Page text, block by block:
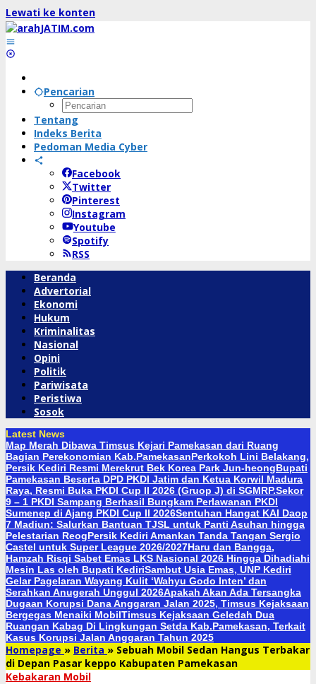
Lewati ke konten
Pencarian
Tentang
Indeks Berita
Pedoman Media Cyber
Facebook
Twitter
Pinterest
Instagram
Youtube
Spotify
RSS
Beranda
Advertorial
Ekonomi
Hukum
Kriminalitas
Nasional
Opini
Politik
Pariwisata
Peristiwa
Sosok
Latest News
Map Merah Dibawa Timsus Kejari Pamekasan dari Ruang
Bagian Perekonomian Kab.PamekasanPerkokoh Lini Belakang,
Persik Kediri Resmi Merekrut Bek Korea Park Jun-heongBupati
Pamekasan Beserta DPD PKDI Jatim dan Ketua Korwil Madura
Raya, Resmi Buka PKDI Cup II 2026 (Gruop J) di SGMRP.Sekor
9 – 1 PKDI Sampang Berhasil Bungkam Perlawanan PKDI
Sumenep di Ajang PKDI Cup II 2026Sentuhan Hangat KAI Daop
7 Madiun: Salurkan Bantuan TJSL untuk Panti Asuhan hingga
Pelestarian ReogPersik Kediri Amankan Tanda Tangan Sergio
Castel untuk Super League 2026/2027Haru dan Bangga,
Hamzah Risqi Sabet Emas LKS Nasional 2026 Hingga Dihadiahi
Mesin Las oleh Bupati KediriSambut Usia Emas, UNP Kediri
Gelar Pagelaran Wayang Kulit ‘Wahyu Godo Inten’ dan
Serahkan Anugerah Unggul 2026Apakah Akan Ada Tersangka
Dugaan Korupsi Dana Anggaran Jalan 2025, Timsus Kejaksaan
Bergegas Menaiki MobilTimsus Kejaksaan Geledah Dua
Ruangan Kabag Di Lingkungan Setda Kab.Pamekasan, Terkait
Kasus Korupsi Jalan Anggaran Tahun 2025
Homepage » Berita » Sebuah Mobil Sedan Hangus Terbakar
di Depan Pasar keppo Kabupaten Pamekasan
Kebakaran Mobil